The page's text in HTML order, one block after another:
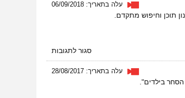
עלה בתאריך: 06/09/2018
תוכן וחיפוש מתקדם.
סגור לתגובותעל
איך
עלה בתאריך: 28/08/2017
בילדים".